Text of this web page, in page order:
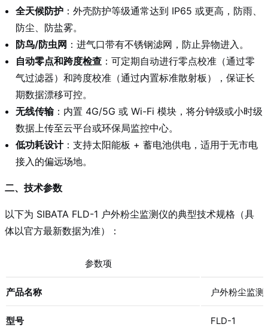
全天候防护 ：外壳防护等级通常达到 IP65 或更高，防雨、
防尘、防盐雾。
防鸟/防虫网 ：进气口带有不锈钢滤网，防止异物进入。
自动零点和跨度检查 ：可定期自动进行零点校准（通过零
气过滤器）和跨度校准（通过内置标准散射板），保证长
期数据漂移可控。
无线传输：内置 4G/5G 或 Wi-Fi 模块，将分钟级或小时级
数据上传至云平台或环保局监控中心。
低功耗设计：支持太阳能板 + 蓄电池供电，适用于无市电
接入的偏远场地。
二、技术参数
以下为 SIBATA FLD-1 户外粉尘监测仪的典型技术规格（具
体以官方最新数据为准）：
参数项
产品名称 户外粉尘监测
型号 FLD-1